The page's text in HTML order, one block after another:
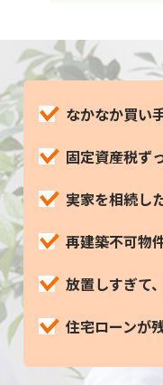
なかなか買い
固定資産税ず
実家を相続し
再建築不可物
放置しすぎて
住宅ローンが